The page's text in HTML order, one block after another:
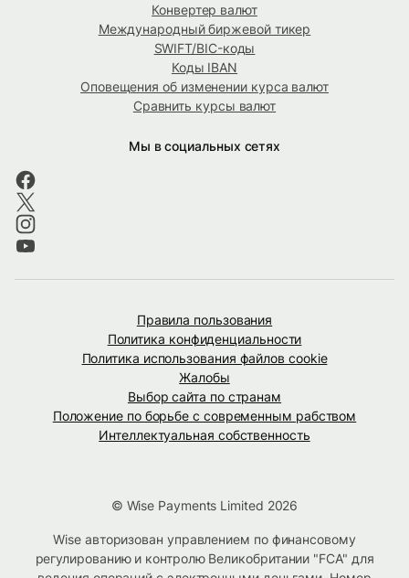
Конвертер валют
Международный биржевой тикер
SWIFT/BIC-коды
Коды IBAN
Оповещения об изменении курса валют
Сравнить курсы валют
Мы в социальных сетях
Правила пользования
Политика конфиденциальности
Политика использования файлов cookie
Жалобы
Выбор сайта по странам
Положение по борьбе с современным рабством
Интеллектуальная собственность
© Wise Payments Limited 2026
Wise авторизован управлением по финансовому
регулированию и контролю Великобритании "FCA" для